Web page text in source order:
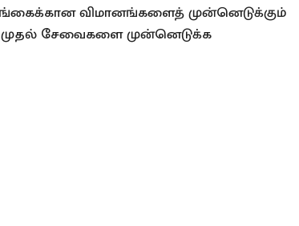
விமானங்களைத் முன்னெடுக்கும்
சேவைகளை முன்னெடுக்க